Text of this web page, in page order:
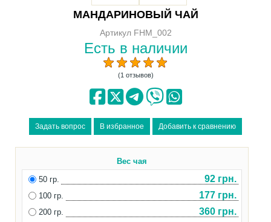
МАНДАРИНОВЫЙ ЧАЙ
Артикул FHM_002
Есть в наличии
(1 отзывов)
Вес чая
50 гр.
92 грн.
100 гр. 177 грн.
200 гр. 360 грн.